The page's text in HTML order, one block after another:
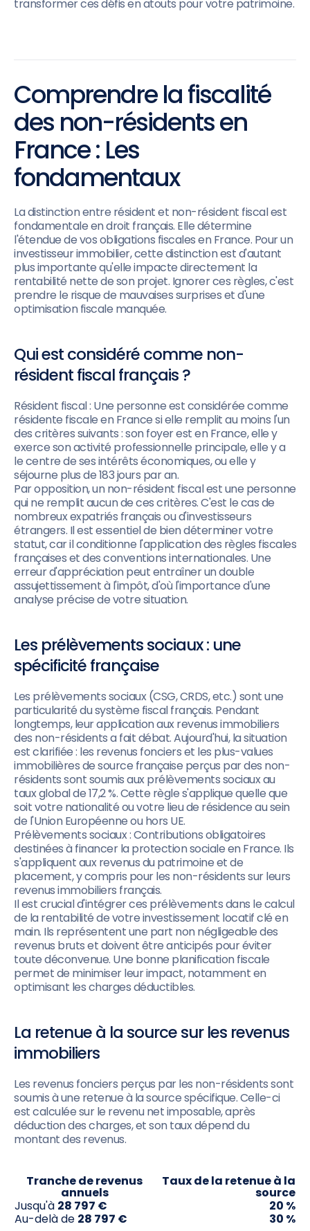
transformer ces défis en atouts pour votre patrimoine.
Comprendre la fiscalité
des non-résidents en
France : Les
fondamentaux
La distinction entre résident et non-résident fiscal est
fondamentale en droit français. Elle détermine
l'étendue de vos obligations fiscales en France. Pour un
investisseur immobilier, cette distinction est d'autant
plus importante qu'elle impacte directement la
rentabilité nette de son projet. Ignorer ces règles, c'est
prendre le risque de mauvaises surprises et d'une
optimisation fiscale manquée.
Qui est considéré comme non-
résident fiscal français ?
Résident fiscal : Une personne est considérée comme
résidente fiscale en France si elle remplit au moins l'un
des critères suivants : son foyer est en France, elle y
exerce son activité professionnelle principale, elle y a
le centre de ses intérêts économiques, ou elle y
séjourne plus de 183 jours par an.
Par opposition, un non-résident fiscal est une personne
qui ne remplit aucun de ces critères. C'est le cas de
nombreux expatriés français ou d'investisseurs
étrangers. Il est essentiel de bien déterminer votre
statut, car il conditionne l'application des règles fiscales
françaises et des conventions internationales. Une
erreur d'appréciation peut entraîner un double
assujettissement à l'impôt, d'où l'importance d'une
analyse précise de votre situation.
Les prélèvements sociaux : une
spécificité française
Les prélèvements sociaux (CSG, CRDS, etc.) sont une
particularité du système fiscal français. Pendant
longtemps, leur application aux revenus immobiliers
des non-résidents a fait débat. Aujourd'hui, la situation
est clarifiée : les revenus fonciers et les plus-values
immobilières de source française perçus par des non-
résidents sont soumis aux prélèvements sociaux au
taux global de 17,2 %. Cette règle s'applique quelle que
soit votre nationalité ou votre lieu de résidence au sein
de l'Union Européenne ou hors UE.
Prélèvements sociaux : Contributions obligatoires
destinées à financer la protection sociale en France. Ils
s'appliquent aux revenus du patrimoine et de
placement, y compris pour les non-résidents sur leurs
revenus immobiliers français.
Il est crucial d'intégrer ces prélèvements dans le calcul
de la rentabilité de votre investissement locatif clé en
main. Ils représentent une part non négligeable des
revenus bruts et doivent être anticipés pour éviter
toute déconvenue. Une bonne planification fiscale
permet de minimiser leur impact, notamment en
optimisant les charges déductibles.
La retenue à la source sur les revenus
immobiliers
Les revenus fonciers perçus par les non-résidents sont
soumis à une retenue à la source spécifique. Celle-ci
est calculée sur le revenu net imposable, après
déduction des charges, et son taux dépend du
montant des revenus.
Tranche de revenus
annuels
Taux de la retenue à la
source
Jusqu'à 28 797 €
20 %
Au-delà de 28 797 € 30 %